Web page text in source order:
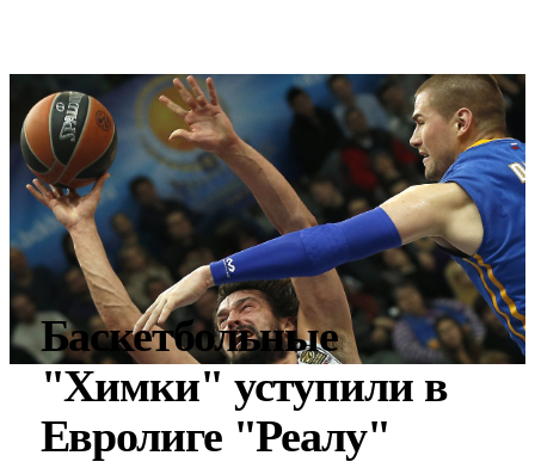
Баскетбольные
"Химки" уступили в
Евролиге "Реалу"